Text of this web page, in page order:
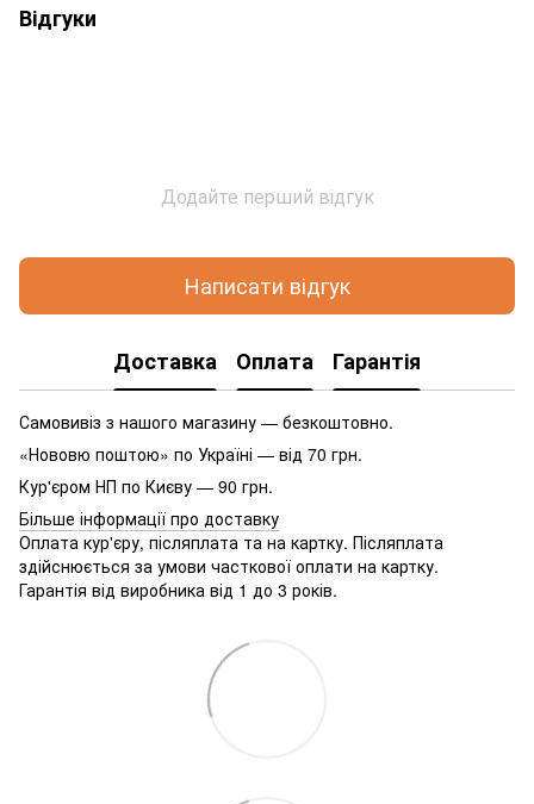
Відгуки
Додайте перший відгук
Написати відгук
Доставка Оплата Гарантія
Самовивіз з нашого магазину — безкоштовно.
«Нововю поштою» по Україні — від 70 грн.
Кур'єром НП по Києву — 90 грн.
Більше інформації про доставку
Оплата кур'єру, післяплата та на картку. Післяплата
здійснюється за умови часткової оплати на картку.
Гарантія від виробника від 1 до 3 років.